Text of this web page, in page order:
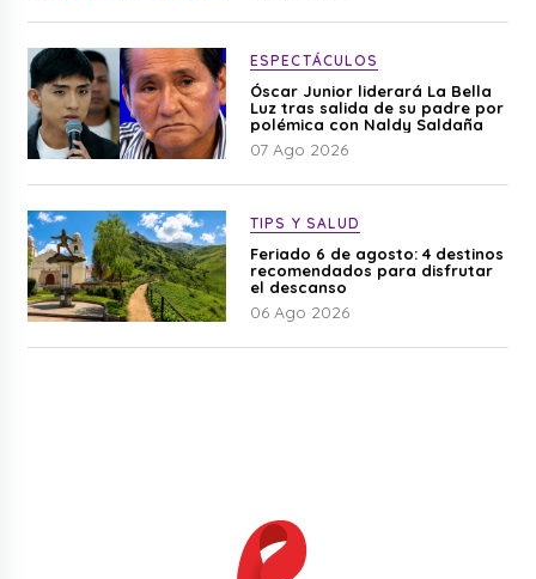
ESPECTÁCULOS
Óscar Junior liderará La Bella
Luz tras salida de su padre por
polémica con Naldy Saldaña
07 Ago 2026
TIPS Y SALUD
Feriado 6 de agosto: 4 destinos
recomendados para disfrutar
el descanso
06 Ago 2026